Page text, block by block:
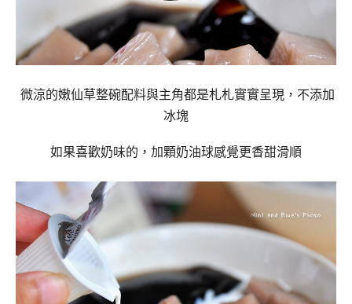
微涼的嫩仙草整碗配料與主角都是札札實實呈現，不添加
冰塊
如果喜歡奶味的，加顆奶油球感覺更香甜滑順